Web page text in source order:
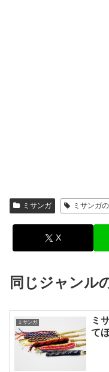
ミサンガ ミサンガ
X
同じジャンル
ミサンガ
ミ
て